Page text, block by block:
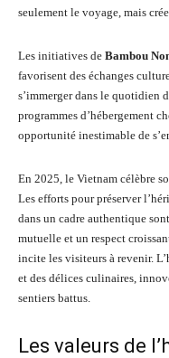
seulement le voyage, mais
Les initiatives de Bambou
favorisent des échanges
s’immerger dans le quotidien
programmes d’hébergement
opportunité inestimable de
En 2025, le Vietnam célèbre
Les efforts pour préserver
dans un cadre authentique
mutuelle et un respect
incite les visiteurs à revenir.
et des délices culinaires,
sentiers battus.
Les valeurs de